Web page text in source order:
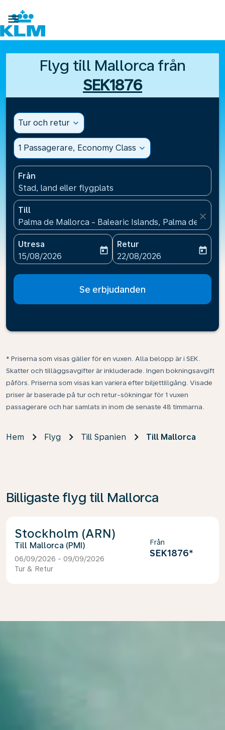

Flyg till Mallorca från
SEK1876
Tur och retur expand_more
1 Passagerare, Economy Class expand_more
Från
Stad, land eller flygplats
Till
Palma de Mallorca - Balearic Islands, Palma de
close
Utresa
fc-booking-departure-date-aria-label
15/08/2026
today
Retur
fc-booking-return-date-
22/08/2026
today
Se erbjudanden
* Priserna som visas gäller för en vuxen. Alla belopp är i SEK.
Skatter och tilläggsavgifter är inkluderade. Ingen bokningsavgift
påförs. Priserna som visas kan variera efter biljettillgång. Visade
priser är baserade på tur och retur-sökningar för 1 vuxen
passagerare och har samlats in inom de senaste 48 timmarna.
Hem Flyg Till Spanien Till Mallorca
Billigaste flyg till Mallorca
Stockholm (ARN)
Mallorca (PMI)
06/09/2026 - 09/09/2026
Tur & Retur
Från
SEK1876*